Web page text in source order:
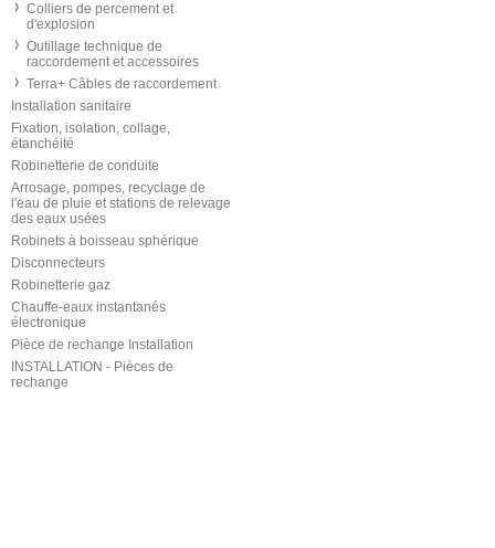
Colliers de percement et
d'explosion
Outillage technique de
raccordement et accessoires
Terra+ Câbles de raccordement
Installation sanitaire
Fixation, isolation, collage,
étanchéité
Robinetterie de conduite
Arrosage, pompes, recyclage de
l'eau de pluie et stations de relevage
des eaux usées
Robinets à boisseau sphérique
Disconnecteurs
Robinetterie gaz
Chauffe-eaux instantanés
électronique
Pièce de rechange Installation
INSTALLATION - Pièces de
rechange